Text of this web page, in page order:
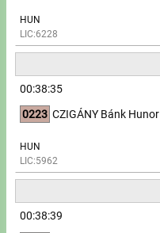
HUN
LIC:6228
00:38:35
0223 CZIGÁNY Bánk Hunor
HUN
LIC:5962
00:38:39